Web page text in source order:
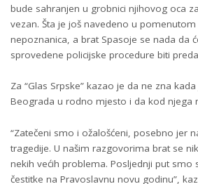
bude sahranjen u grobnici njihovog oca
vezan. Šta je još navedeno u
nepoznanica, a brat Spasoje se nada da
sprovedene policijske procedure biti
Za “Glas Srpske” kazao je da ne zna
Beograda u rodno mjesto i da kod njega
“Zatečeni smo i ožalošćeni, posebno jer
tragedije. U našim razgovorima brat se
nekih većih problema. Posljednji put smo
čestitke na Pravoslavnu novu godinu”,